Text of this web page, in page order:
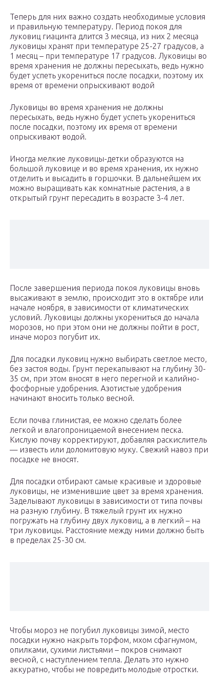
Теперь для них важно создать необходимые условия
и правильную температуру. Период покоя для
луковиц гиацинта длится 3 месяца, из них 2 месяца
луковицы хранят при температуре 25-27 градусов, а
1 месяц – при температуре 17 градусов. Луковицы во
время хранения не должны пересыхать, ведь нужно
будет успеть укорениться после посадки, поэтому их
время от времени опрыскивают водой
Луковицы во время хранения не должны
пересыхать, ведь нужно будет успеть укорениться
после посадки, поэтому их время от времени
опрыскивают водой.
Иногда мелкие луковицы-детки образуются на
большой луковице и во время хранения, их нужно
отделить и высадить в горшочки. В дальнейшем их
можно выращивать как комнатные растения, а в
открытый грунт пересадить в возрасте 3-4 лет.
После завершения периода покоя луковицы вновь
высаживают в землю, происходит это в октябре или
начале ноября, в зависимости от климатических
условий. Луковицы должны укорениться до начала
морозов, но при этом они не должны пойти в рост,
иначе мороз погубит их.
Для посадки луковиц нужно выбирать светлое место,
без застоя воды. Грунт перекапывают на глубину 30-
35 см, при этом вносят в него перегной и калийно-
фосфорные удобрения. Азотистые удобрения
начинают вносить только весной.
Если почва глинистая, ее можно сделать более
легкой и влагопроницаемой внесением песка.
Кислую почву корректируют, добавляя раскислитель
— известь или доломитовую муку. Свежий навоз при
посадке не вносят.
Для посадки отбирают самые красивые и здоровые
луковицы, не изменившие цвет за время хранения.
Заделывают луковицы в зависимости от типа почвы
на разную глубину. В тяжелый грунт их нужно
погружать на глубину двух луковиц, а в легкий – на
три луковицы. Расстояние между ними должно быть
в пределах 25-30 см.
Чтобы мороз не погубил луковицы зимой, место
посадки нужно накрыть торфом, мхом сфагнумом,
опилками, сухими листьями – покров снимают
весной, с наступлением тепла. Делать это нужно
аккуратно, чтобы не повредить молодые отростки.